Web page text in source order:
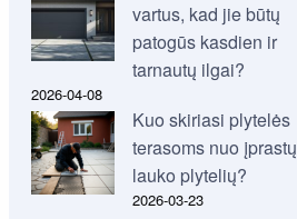
vartus, kad jie būtų
patogūs kasdien ir
tarnautų ilgai?
2026-04-08
Kuo skiriasi plytelės
terasoms nuo įprastų
lauko plytelių?
2026-03-23